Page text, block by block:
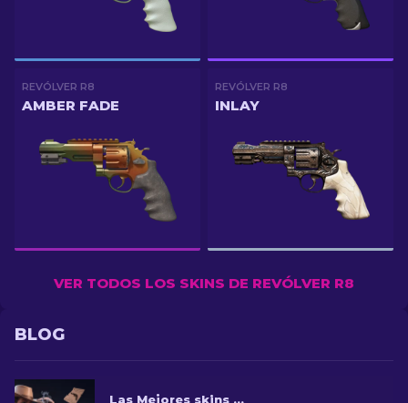
REVÓLVER R8
AMBER FADE
REVÓLVER R8
INLAY
VER TODOS LOS SKINS DE REVÓLVER R8
BLOG
Las Mejores skins para el Revólver R8 en CS2 [2026]